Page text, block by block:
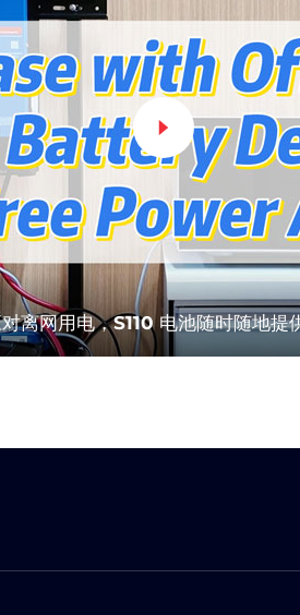
S110 型电池可靠性测试